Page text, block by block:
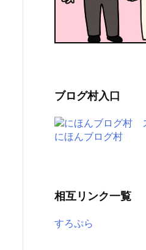
ブログ村入口
にほんブログ村
相互リンク一覧
すろぷら